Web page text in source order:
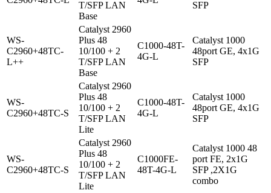
T/SFP LAN
Base
SFP
WS-
C2960+48TC-
L++
Catalyst 2960
Plus 48
10/100 + 2
T/SFP LAN
Base
C1000-48T-
4G-L
Catalyst 1000
48port GE, 4x1G
SFP
WS-
C2960+48TC-S
Catalyst 2960
Plus 48
10/100 + 2
T/SFP LAN
Lite
C1000-48T-
4G-L
Catalyst 1000
48port GE, 4x1G
SFP
WS-
C2960+48TC-S
Catalyst 2960
Plus 48
10/100 + 2
T/SFP LAN
Lite
C1000FE-
48T-4G-L
Catalyst 1000 48
port FE, 2x1G
SFP ,2X1G
combo